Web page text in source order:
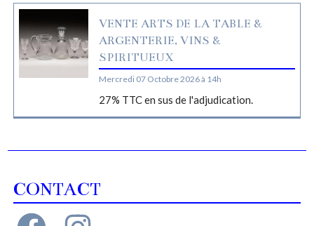
VENTE ARTS DE LA TABLE &
ARGENTERIE, VINS &
SPIRITUEUX
Mercredi 07 Octobre 2026 à 14h
27% TTC en sus de l'adjudication.
CONTACT